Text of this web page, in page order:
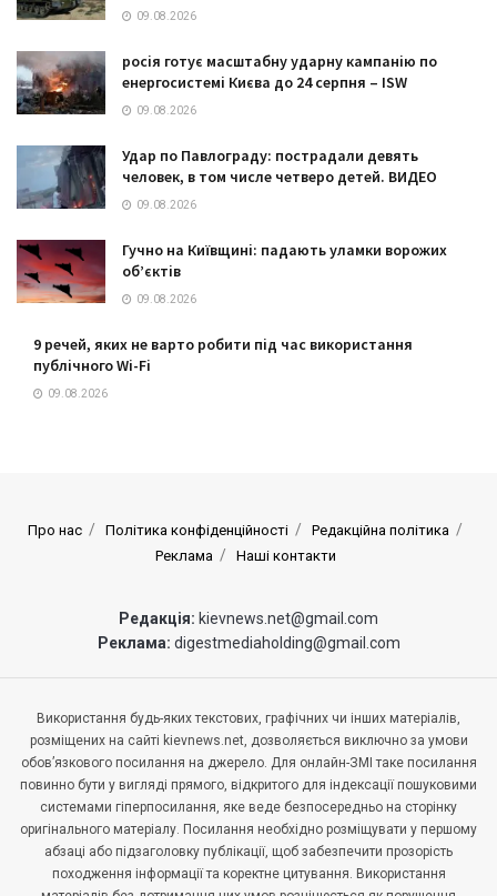
09.08.2026
росія готує масштабну ударну кампанію по
енергосистемі Києва до 24 серпня – ISW
09.08.2026
Удар по Павлограду: пострадали девять
человек, в том числе четверо детей. ВИДЕО
09.08.2026
Гучно на Київщині: падають уламки ворожих
об’єктів
09.08.2026
9 речей, яких не варто робити під час використання
публічного Wi-Fi
09.08.2026
Про нас Політика конфіденційності
Редакційна політика
Реклама
Наші контакти
Редакція: kievnews.net@gmail.com
Реклама: digestmediaholding@gmail.com
Використання будь-яких текстових, графічних чи інших матеріалів,
розміщених на сайті kievnews.net, дозволяється виключно за умови
обов’язкового посилання на джерело. Для онлайн-ЗМІ таке посилання
повинно бути у вигляді прямого, відкритого для індексації пошуковими
системами гіперпосилання, яке веде безпосередньо на сторінку
оригінального матеріалу. Посилання необхідно розміщувати у першому
абзаці або підзаголовку публікації, щоб забезпечити прозорість
походження інформації та коректне цитування. Використання